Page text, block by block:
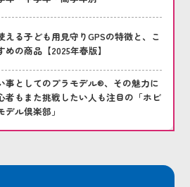
える子ども用見守りGPSの特徴と、こ
めの商品【2025年春版】
事としてのプラモデル®、その魅力に
者もまた挑戦したい人も注目の「ホビ
デル倶楽部」